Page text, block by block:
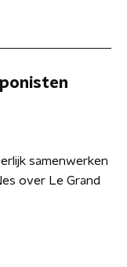
samenwerken
over Le Grand